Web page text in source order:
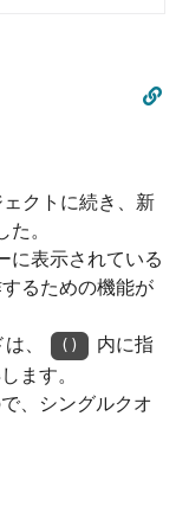
クトに続き、新
。
に表示されている
るための機能が
、
()
内に指
ます。
、シングルクオ